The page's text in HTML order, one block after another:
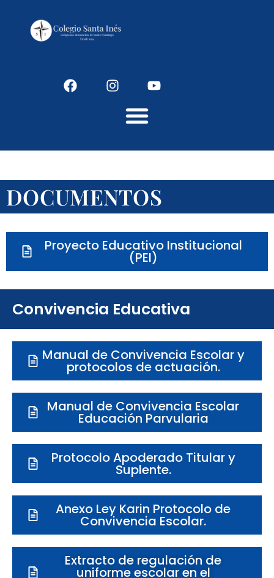
DOCUMENTOS
Proyecto Educativo Institucional
(PEI)
Convivencia Educativa
Manual de Convivencia Escolar y
protocolos de actuación.
Manual de Convivencia Escolar
Educación Parvularia
Protocolo Apoderado Titular y
Suplente.
Anexo Ley Karin Protocolo de
Convivencia Escolar.
Extracto de regulación de
uniforme escolar en el